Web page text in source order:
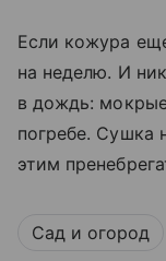
Если кожура
на неделю. И
в дождь:
погребе. Сушка
этим
Сад и огород